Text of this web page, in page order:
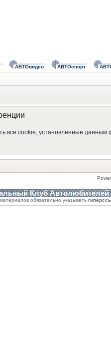
АВТОвидео АВТОспорт
все cookie, установленные
Клуб Автолюбителей
обязательно указывать